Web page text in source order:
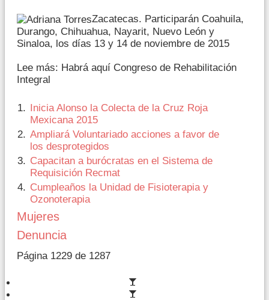
Zacatecas. Participarán Coahuila,
Durango, Chihuahua, Nayarit, Nuevo León y
Sinaloa, los días 13 y 14 de noviembre de 2015
Lee más: Habrá aquí Congreso de Rehabilitación
Integral
Inicia Alonso la Colecta de la Cruz Roja
Mexicana 2015
Ampliará Voluntariado acciones a favor de
los desprotegidos
Capacitan a burócratas en el Sistema de
Requisición Recmat
Cumpleaños la Unidad de Fisioterapia y
Ozonoterapia
Mujeres
Denuncia
Página 1229 de 1287